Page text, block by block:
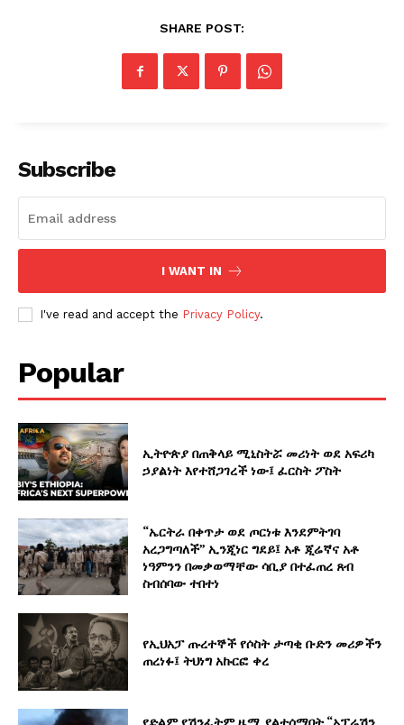
SHARE POST:
Subscribe
I WANT IN
I've read and accept the Privacy Policy.
Popular
ኢትዮጵያ በጠቅላይ ሚኒስትሯ መሪነት ወደ አፍሪካ
ኃያልነት እየተሸጋገረች ነው፤ ፈርስት ፖስት
“ኤርትራ በቀጥታ ወደ ጦርነቱ እንደምትገባ
አረጋግጣለች” ኢንጂነር ግደይ፤ አቶ ጂሬኛና አቶ
ነዓምንን በመቃወማቸው ሳቢያ በተፈጠረ ጸብ
ስብሰባው ተበተነ
የኢህአፓ ጡረተኞች የሶስት ታጣቂ ቡድን መሪዎችን
ጠረነፉ፤ ትህነግ አኩርፎ ቀረ